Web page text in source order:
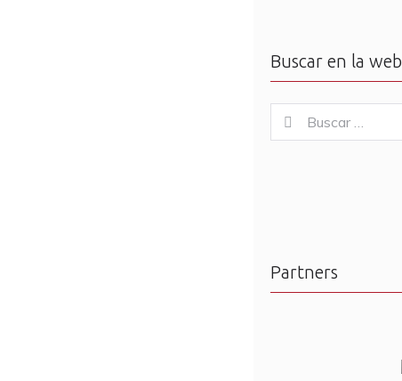
Buscar en la web
for:
Buscar
Partners